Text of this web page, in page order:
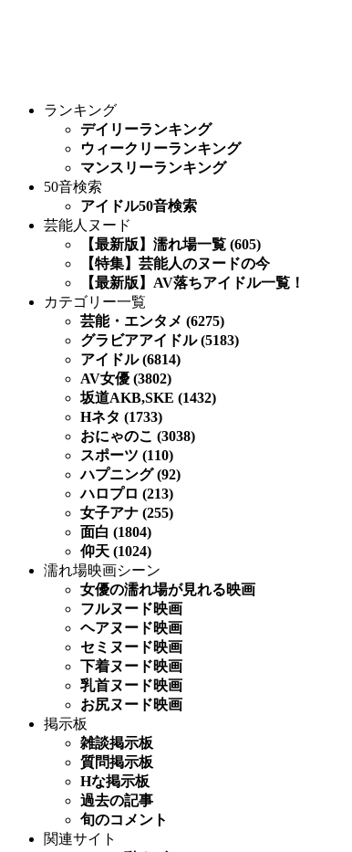
ランキング
デイリーランキング
ウィークリーランキング
マンスリーランキング
50音検索
アイドル50音検索
芸能人ヌード
【最新版】濡れ場一覧 (605)
【特集】芸能人のヌードの今
【最新版】AV落ちアイドル一覧！
カテゴリー一覧
芸能・エンタメ (6275)
グラビアアイドル (5183)
アイドル (6814)
AV女優 (3802)
坂道AKB,SKE (1432)
Hネタ (1733)
おにゃのこ (3038)
スポーツ (110)
ハプニング (92)
ハロプロ (213)
女子アナ (255)
面白 (1804)
仰天 (1024)
濡れ場映画シーン
女優の濡れ場が見れる映画
フルヌード映画
ヘアヌード映画
セミヌード映画
下着ヌード映画
乳首ヌード映画
お尻ヌード映画
掲示板
雑談掲示板
質問掲示板
Hな掲示板
過去の記事
旬のコメント
関連サイト